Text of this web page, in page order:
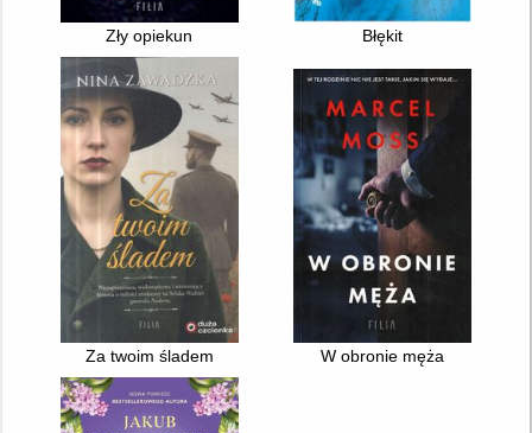
Zły opiekun Błękit
Za twoim śladem W obronie męża